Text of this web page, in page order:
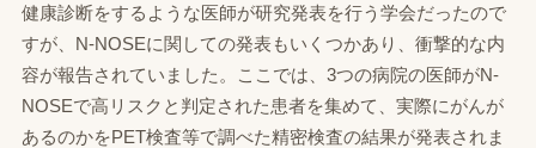
健康診断をするような医師が研究発表を行う学会だったので
すが、N‐NOSEに関しての発表もいくつかあり、衝撃的な内
容が報告されていました。ここでは、3つの病院の医師がN‐
NOSEで高リスクと判定された患者を集めて、実際にがんが
あるのかをPET検査等で調べた精密検査の結果が発表されま